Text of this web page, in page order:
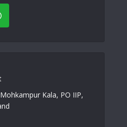
Kala, PO IIP,